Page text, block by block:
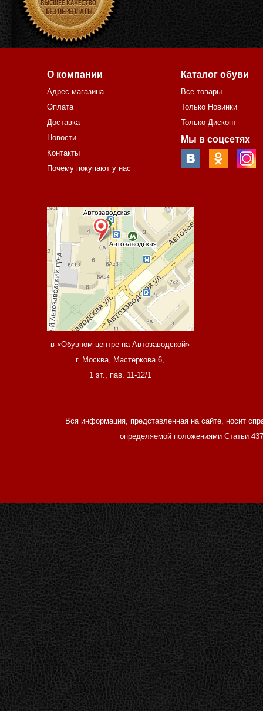
О компании
Адрес магазина
Оплата
Доставка
Новости
Контакты
Почему покупают у нас
Каталог обуви
Все товары
Только Новинки
Только Дисконт
Мы в соцсетях
в «Обувном центре на Автозаводской»
г. Москва, Мастеркова 6,
1 эт., пав. 11-12/1
Вся информация, представленная на сайте, носит
определяемой положениями Статьи